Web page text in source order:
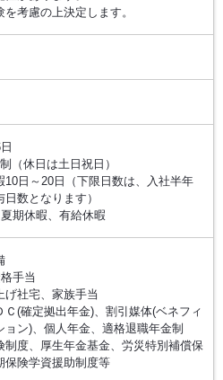
考慮の上決定します。
（休日は土日祝日）
10日～20日（下限日数は、入社半年
数となります）
期休暇、有給休暇
手当
げ社宅、家族手当
Ｃ(確定拠出年金)、割引媒体(ベネフィ
ョン)、個人年金、適格退職年金制
制度、厚生年金基金、労災特別補償保
保険学資援助制度等